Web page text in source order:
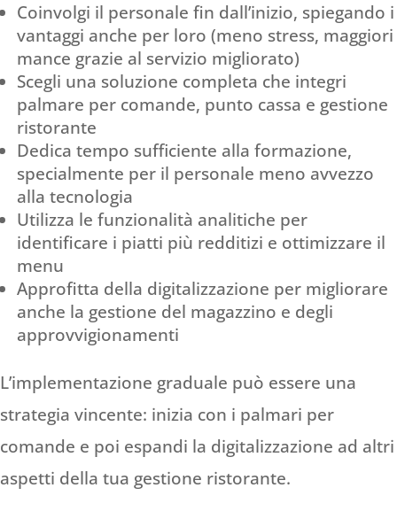
Coinvolgi il personale fin dall’inizio, spiegando i
vantaggi anche per loro (meno stress, maggiori
mance grazie al servizio migliorato)
Scegli una soluzione completa che integri
palmare per comande, punto cassa e gestione
ristorante
Dedica tempo sufficiente alla formazione,
specialmente per il personale meno avvezzo
alla tecnologia
Utilizza le funzionalità analitiche per
identificare i piatti più redditizi e ottimizzare il
menu
Approfitta della digitalizzazione per migliorare
anche la gestione del magazzino e degli
approvvigionamenti
L’implementazione graduale può essere una
strategia vincente: inizia con i palmari per
comande e poi espandi la digitalizzazione ad altri
aspetti della tua gestione ristorante.